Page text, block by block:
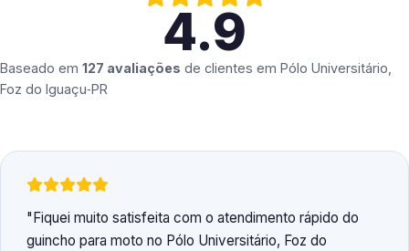
4.9
Baseado em 127 avaliações de clientes em Pólo Universitário,
Foz do Iguaçu‑PR
Fiquei muito satisfeita com o atendimento rápido do
guincho para moto no Pólo Universitário, Foz do